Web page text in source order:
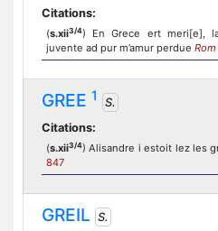
Citations:
(s.xii3/4) En Grece ert meri[e],
juvente ad pur m’amur perdue
GREE 1
S.
Citations:
(s.xii3/4) Alisandre i estoit lez les
847
GREIL S.